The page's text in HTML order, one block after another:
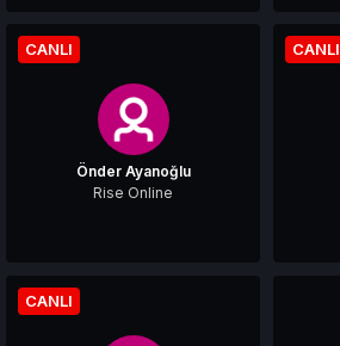
Önder Ayanoğlu
Rise Online
CANLI CANLI
CANLI